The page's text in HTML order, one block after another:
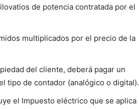
de potencia contratada por el
multiplicados por el precio de la
del cliente, deberá pagar un
tipo de contador (analógico o digital).
el Impuesto eléctrico que se aplica